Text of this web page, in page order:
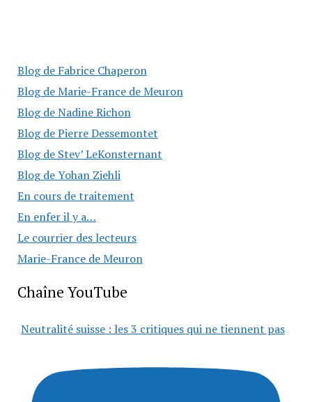
Blog de Fabrice Chaperon
Blog de Marie-France de Meuron
Blog de Nadine Richon
Blog de Pierre Dessemontet
Blog de Stev’ LeKonsternant
Blog de Yohan Ziehli
En cours de traitement
En enfer il y a…
Le courrier des lecteurs
Marie-France de Meuron
Chaîne YouTube
Neutralité suisse : les 3 critiques qui ne tiennent pas